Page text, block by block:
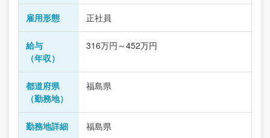
雇用形態 正社員
給与
（年収）
316万円～452万円
都道府県
（勤務地）
福島県
勤務地詳細 福島県